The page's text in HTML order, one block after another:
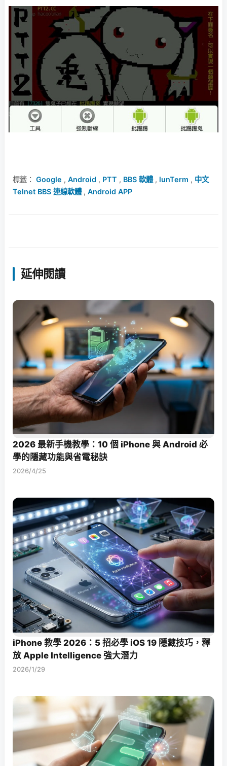
標籤： Google , Android , PTT , BBS 軟體, lunTerm , 中文
Telnet BBS 連線軟體, Android APP
延伸閱讀
2026 最新手機教學：10 個 iPhone 與 Android 必
學的隱藏功能與省電秘訣
2026/4/25
iPhone 教學 2026：5 招必學 iOS 19 隱藏技巧，釋
放 Apple Intelligence 強大潛力
2026/1/29